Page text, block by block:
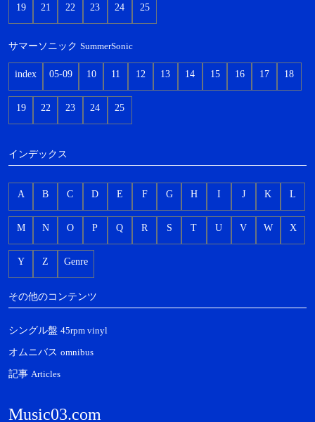
19 21 22 23 24 25
サマーソニック SummerSonic
index 05-09 10 11 12 13 14 15 16 17 18
19 22 23 24 25
インデックス
A B C D E F G H I J K L
M N O P Q R S T U V W X
Y Z Genre
その他のコンテンツ
シングル盤 45rpm vinyl
オムニバス omnibus
記事 Articles
Music03.com